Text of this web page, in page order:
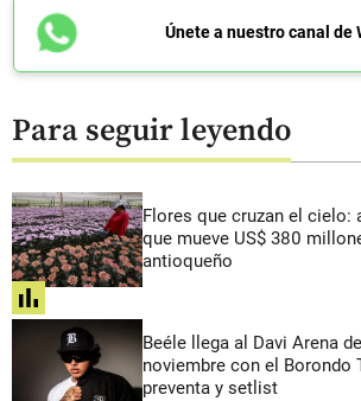
Únete a nuestro canal de
Para seguir leyendo
Flores que cruzan el cielo:
que mueve US$ 380
antioqueño
share
Beéle llega al Davi Arena
noviembre con el Borondo
preventa y setlist